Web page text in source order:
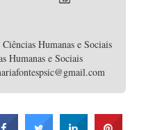
Humanas e Sociais
Humanas e Sociais